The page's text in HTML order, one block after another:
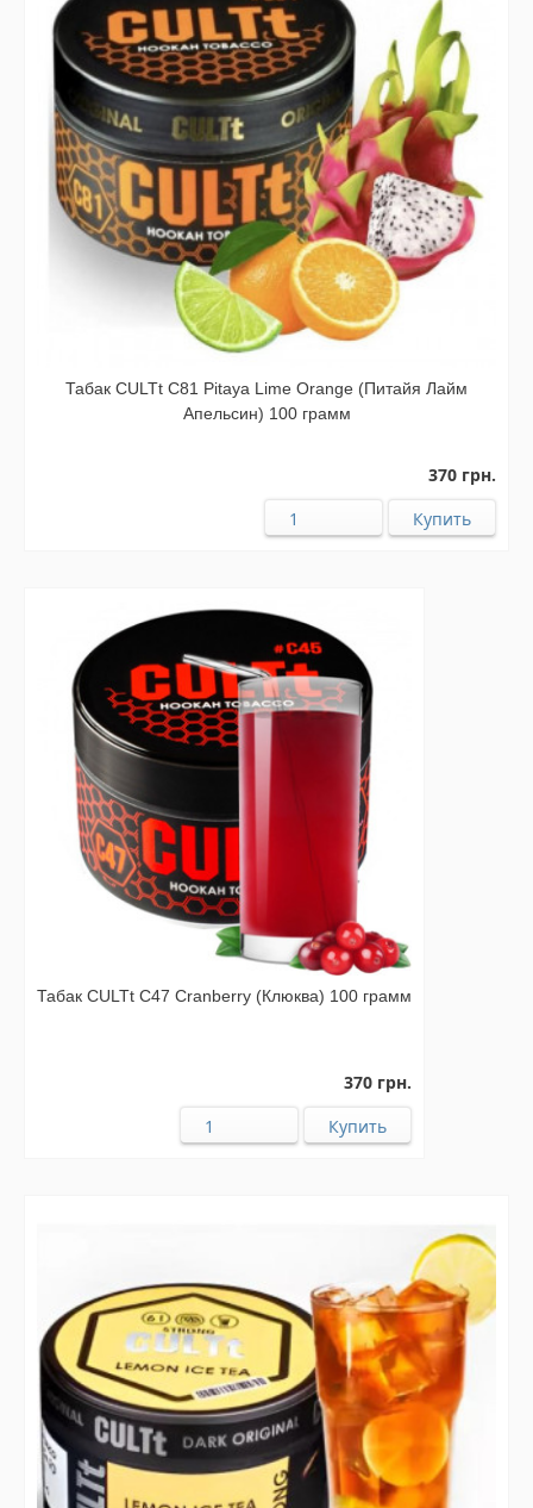
Табак CULTt C81 Pitaya Lime Orange (Питайя Лайм
Апельсин) 100 грамм
370 грн.
Табак CULTt C47 Cranberry (Клюква) 100 грамм
370 грн.